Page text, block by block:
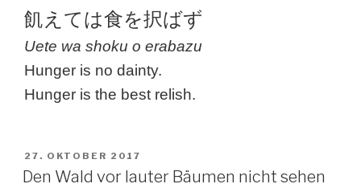
飢えては食を択ばず
Uete wa shoku o erabazu
Hunger is no dainty.
Hunger is the best relish.
VERÖFFENTLICHT
AM
27. OKTOBER 2017
Den Wald vor lauter Bäumen nicht sehen